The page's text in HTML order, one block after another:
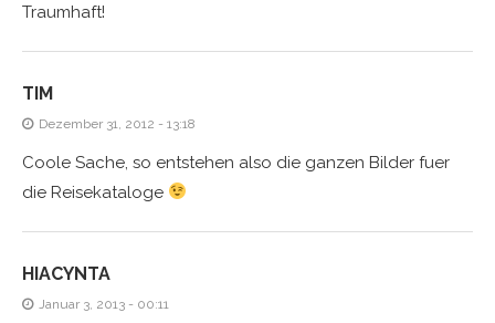
Traumhaft!
TIM
Dezember 31, 2012 - 13:18
Coole Sache, so entstehen also die ganzen Bilder fuer
die Reisekataloge
HIACYNTA
Januar 3, 2013 - 00:11